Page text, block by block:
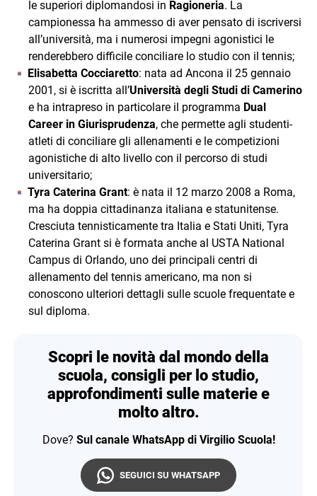
le superiori diplomandosi in Ragioneria. La
campionessa ha ammesso di aver pensato di iscriversi
all’università, ma i numerosi impegni agonistici le
renderebbero difficile conciliare lo studio con il tennis;
Elisabetta Cocciaretto: nata ad Ancona il 25 gennaio
2001, si è iscritta all’Università degli Studi di Camerino
e ha intrapreso in particolare il programma Dual
Career in Giurisprudenza, che permette agli studenti-
atleti di conciliare gli allenamenti e le competizioni
agonistiche di alto livello con il percorso di studi
universitario;
Tyra Caterina Grant: è nata il 12 marzo 2008 a Roma,
ma ha doppia cittadinanza italiana e statunitense.
Cresciuta tennisticamente tra Italia e Stati Uniti, Tyra
Caterina Grant si è formata anche al USTA National
Campus di Orlando, uno dei principali centri di
allenamento del tennis americano, ma non si
conoscono ulteriori dettagli sulle scuole frequentate e
sul diploma.
Scopri le novità dal mondo della
scuola, consigli per lo studio,
approfondimenti sulle materie e
molto altro.
Dove? Sul canale WhatsApp di Virgilio Scuola!
SEGUICI SU WHATSAPP